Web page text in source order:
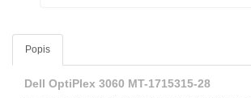
Popis
Dell OptiPlex 3060 MT-1715315-28